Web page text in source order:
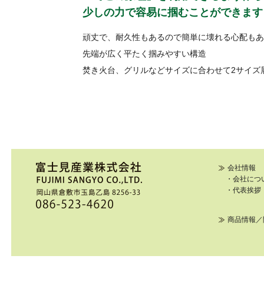
少しの力で容易に掴むことができます
頑丈で、耐久性もあるので簡単に壊れる心配も
先端が広く平たく掴みやすい構造
焚き火台、グリルなどサイズに合わせて2サイズ
会社情報
・会社につ
・代表挨拶
商品情報